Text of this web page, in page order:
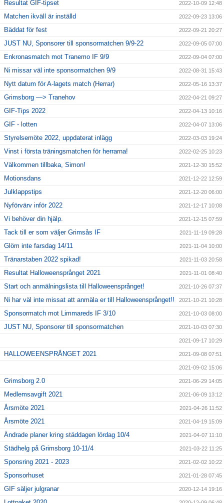
Resultat GIF-tipset 2022-10-09 12:48
Matchen ikväll är inställd 2022-09-23 13:06
Bäddat för fest 2022-09-21 20:27
JUST NU, Sponsorer till sponsormatchen 9/9-22 2022-09-05 07:00
Enkronasmatch mot Tranemo IF 9/9 2022-09-04 07:00
Ni missar väl inte sponsormatchen 9/9 2022-08-31 15:43
Nytt datum för A-lagets match (Herrar) 2022-05-16 13:37
Grimsborg —> Tranehov 2022-04-21 09:27
GIF-Tips 2022 2022-04-13 10:16
GIF - lotten 2022-04-07 13:06
Styrelsemöte 2022, uppdaterat inlägg 2022-03-03 19:24
Vinst i första träningsmatchen för herrarna! 2022-02-25 10:23
Välkommen tillbaka, Simon! 2021-12-30 15:52
Motionsdans 2021-12-22 12:59
Julklappstips 2021-12-20 06:00
Nyförvärv inför 2022 2021-12-17 10:08
Vi behöver din hjälp. 2021-12-15 07:59
Tack till er som väljer Grimsås IF 2021-11-19 09:28
Glöm inte farsdag 14/11 2021-11-04 10:00
Tränarstaben 2022 spikad! 2021-11-03 20:58
Resultat Halloweensprånget 2021 2021-11-01 08:40
Start och anmälningslista till Halloweensprånget! 2021-10-26 07:37
Ni har väl inte missat att anmäla er till Halloweensprånget!! 2021-10-21 10:28
Sponsormatch mot Limmareds IF 3/10 2021-10-03 08:00
JUST NU, Sponsorer till sponsormatchen 2021-10-03 07:30
2021-09-17 10:29
HALLOWEENSPRÅNGET 2021 2021-09-08 07:51
2021-09-02 15:06
Grimsborg 2.0 2021-06-29 14:05
Medlemsavgift 2021 2021-06-09 13:12
Årsmöte 2021 2021-04-26 11:52
Årsmöte 2021 2021-04-19 15:09
Ändrade planer kring städdagen lördag 10/4 2021-04-07 11:10
Städhelg på Grimsborg 10-11/4 2021-03-22 11:25
Sponsring 2021 - 2023 2021-02-02 10:22
Sponsorhuset 2021-01-28 07:45
GIF säljer julgranar 2020-12-14 19:16